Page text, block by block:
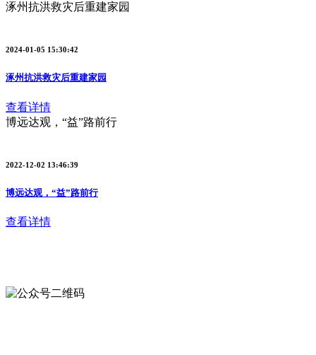
涿州抗洪救灾后重建家园
2024-01-05 15:30:42
涿州抗洪救灾后重建家园
查看详情
博远达观，“益”路前行
2022-12-02 13:46:39
博远达观，“益”路前行
查看详情